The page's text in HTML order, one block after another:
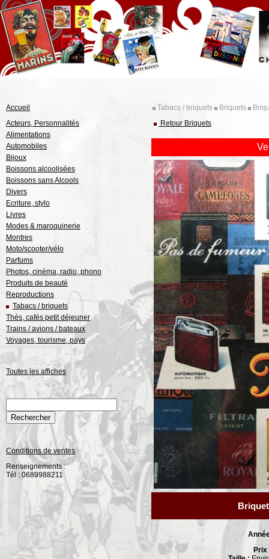
Tabacs / briquets Briquets
Accueil
Acteurs, Personnalités
Alimentations
Automobiles
Bijoux
Boissons alcoolisées
Boissons sans Alcools
Divers
Ecriture, stylo
Livres
Modes & maroquinerie
Montres
Moto/scooter/vélo
Parfums
Photos, cinéma, radio, phono
Produits de beauté
Reproductions
Tabacs / briquets
Thés, cafés petit déjeuner
Trains / avions / bateaux
Voyages, tourisme, pays
Toutes les affiches
Conditions de ventes
Renseignements :
Tél : 0689988211
Retour Briquets
Prix